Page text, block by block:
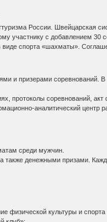
России. Швейцарская
участнику с добавлением 30
спорта «шахматы».
и призерами соревнований.
протоколы соревнований,
аналитический центр
среди мужчин.
денежными призами.
физической культуры и